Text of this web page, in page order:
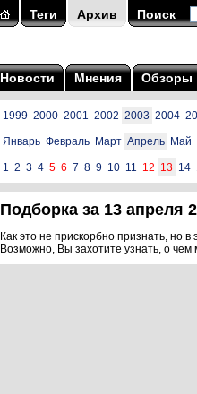
Теги Архив Поиск
Новости Мнения Обзоры
1999 2000 2001 2002 2003 2004
Январь Февраль Март Апрель Май
1 2 3 4 5 6 7 8 9 10 11 12 13 14
Подборка за 13 апреля
Как это не прискорбно признать, но
Возможно, Вы захотите узнать, о чем